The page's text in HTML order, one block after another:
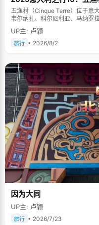
五渔村（Cinque Terre）位于意
韦尔纳扎、科尔尼利亚、马纳罗
山傍海，房屋色彩斑斓，1997年
UP主: 卢颖
旅行 • 2026/8/2
因为大同
UP主: 卢颖
旅行 • 2026/7/23